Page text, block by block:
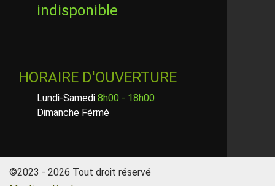
indisponible
HORAIRE D'OUVERTURE
Lundi-Samedi 8h00 - 18h00
Dimanche Férmé
©2023 - 2026 Tout droit réservé